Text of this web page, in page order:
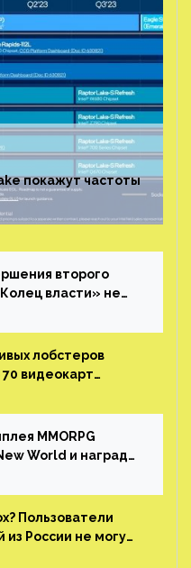
покажут частоты
второго
власти» не
лобстеров
видеокарт
таможни
MMORPG
World и награды
Пользователи
из России не могут